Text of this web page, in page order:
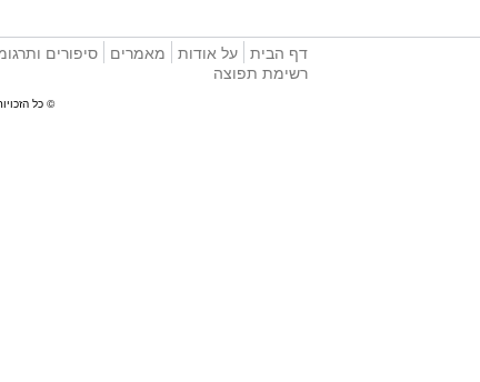
דף הבית על אודות מאמרים סיפורים
רשימת תפוצה
© כל